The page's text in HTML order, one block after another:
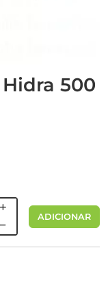
500
ADICIONAR